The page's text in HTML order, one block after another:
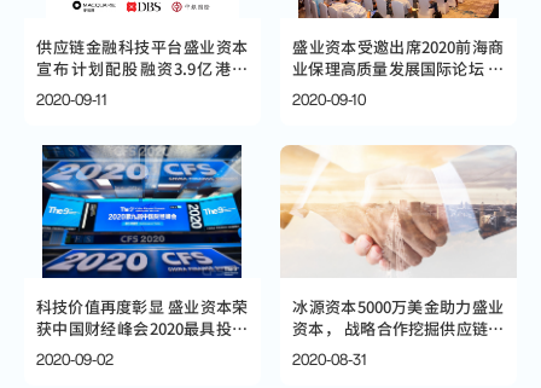
供应链金融科技平台盛业资本
宣布计划配股融资3.9亿港元
引进国际顶级投资人，加速金
融科技创新及市场开拓
2020-09-11
盛业资本受邀出席2020前海商
业保理高质量发展国际论坛 以
金融科技支持保理行业高质量
发展
2020-09-10
科技价值再度彰显 盛业资本荣
获中国财经峰会2020最具投资
价值奖
2020-09-02
冰源资本5000万美金助力盛业
资本， 战略合作挖掘供应链金
融新机遇
2020-08-31